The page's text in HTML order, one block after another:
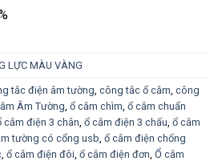
LỰC MÀU VÀNG
tắc điện âm tường công tắc ổ cắm công
Âm Tường ổ cắm chìm ổ cắm chuẩn
cắm điện 3 chân ổ cắm điện 3 chấu ổ cắm
tường có cổng usb ổ cắm điện chống
ổ cắm điện đôi ổ cắm điện đơn Ổ cắm